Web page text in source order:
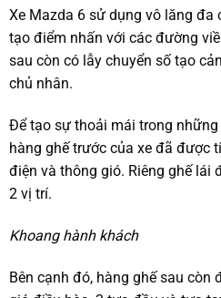
Xe Mazda 6 sử dụng vô lăng đa
tạo điểm nhấn với các đường
sau còn có lẫy chuyển số tạo
chủ nhân.
Để tạo sự thoải mái trong
hàng ghế trước của xe đã được
điện và thông gió. Riêng ghế lái
2 vị trí.
Khoang hành khách
Bên cạnh đó, hàng ghế sau